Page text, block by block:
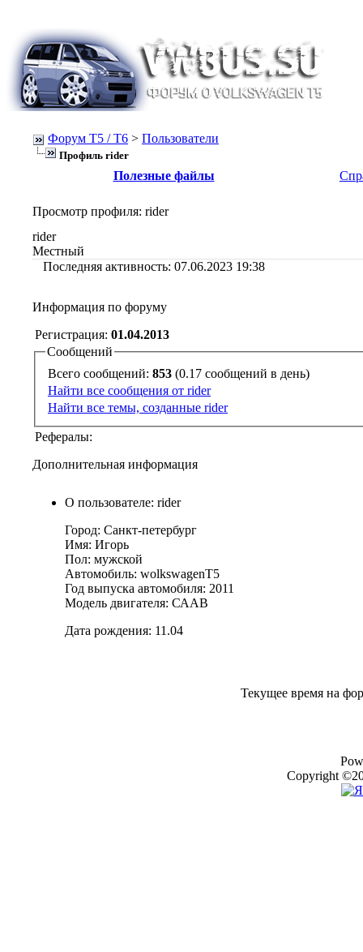
Форум Т5 / T6 > Пользователи
Профиль rider
Полезные файлы
Просмотр профиля: rider
rider
Местный
Последняя активность: 07.06.2023 19:38
Информация по форуму
Регистрация: 01.04.2013
Сообщений
Всего сообщений: 853
(0.17 сообщений в день)
Найти все сообщения от rider
Найти все темы, созданные rider
Рефералы:
Дополнительная информация
О пользователе: rider
Город: Санкт-петербург
Имя: Игорь
Пол: мужской
Автомобиль: wolkswagenT5
Год выпуска автомобиля: 2011
Модель двигателя: СААВ
Дата рождения: 11.04
Текущее время на
Copyright